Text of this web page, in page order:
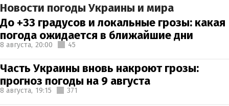
Новости погоды Украины и мира
До +33 градусов и локальные грозы: какая
погода ожидается в ближайшие дни
8 августа, 20:00 45
Часть Украины вновь накроют грозы:
прогноз погоды на 9 августа
8 августа, 19:15 371